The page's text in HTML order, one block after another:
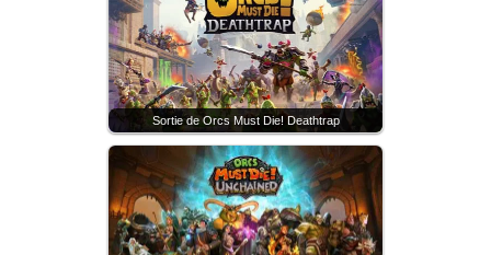
Sortie de Orcs Must Die! Deathtrap